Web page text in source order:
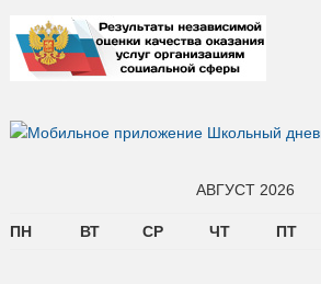
АВГУСТ 2026
ПН ВТ СР ЧТ ПТ